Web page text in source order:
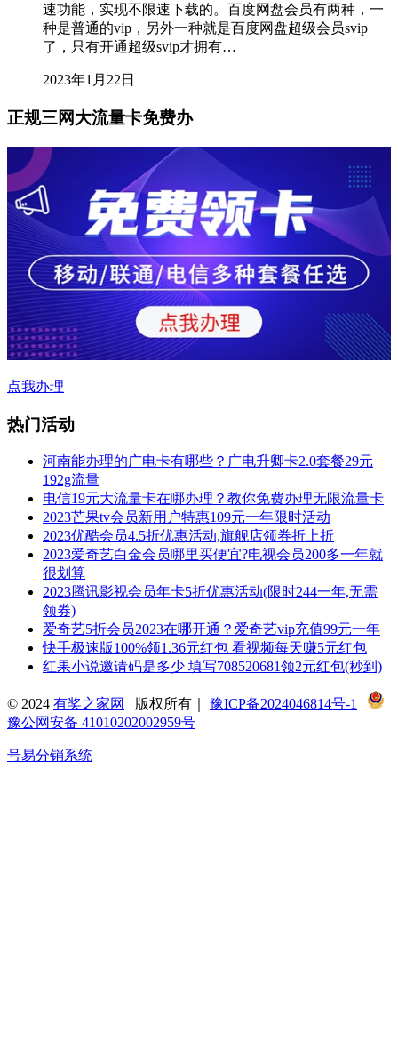
速功能，实现不限速下载的。百度网盘会员有两种，一
种是普通的vip，另外一种就是百度网盘超级会员svip
了，只有开通超级svip才拥有…
2023年1月22日
正规三网大流量卡免费办
点我办理
热门活动
河南能办理的广电卡有哪些？广电升卿卡2.0套餐29元
192g流量
电信19元大流量卡在哪办理？教你免费办理无限流量卡
2023芒果tv会员新用户特惠109元一年限时活动
2023优酷会员4.5折优惠活动,旗舰店领券折上折
2023爱奇艺白金会员哪里买便宜?电视会员200多一年就
很划算
2023腾讯影视会员年卡5折优惠活动(限时244一年,无需
领券)
爱奇艺5折会员2023在哪开通？爱奇艺vip充值99元一年
快手极速版100%领1.36元红包 看视频每天赚5元红包
红果小说邀请码是多少 填写708520681领2元红包(秒到)
© 2024 有奖之家网 版权所有｜ 豫ICP备2024046814号-1 |
豫公网安备 41010202002959号
号易分销系统